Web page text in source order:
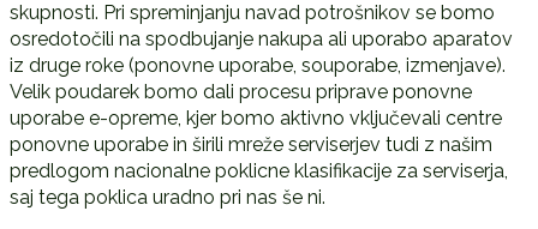
skupnosti. Pri spreminjanju navad potrošnikov se bomo
osredotočili na spodbujanje nakupa ali uporabo aparatov
iz druge roke (ponovne uporabe, souporabe, izmenjave).
Velik poudarek bomo dali procesu priprave ponovne
uporabe e-opreme, kjer bomo aktivno vključevali centre
ponovne uporabe in širili mreže serviserjev tudi z našim
predlogom nacionalne poklicne klasifikacije za serviserja,
saj tega poklica uradno pri nas še ni.